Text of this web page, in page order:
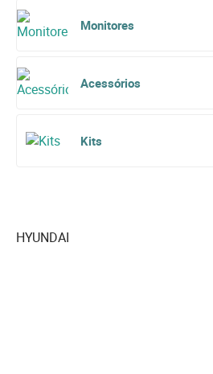
Monitores
Acessórios
Kits
HYUNDAI